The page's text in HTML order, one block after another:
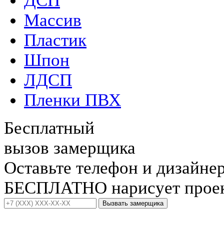
Массив
Пластик
Шпон
ЛДСП
Пленки ПВХ
Бесплатный
вызов замерщика
Оставьте телефон и
БЕСПЛАТНО нарисует
Вызвать замерщика